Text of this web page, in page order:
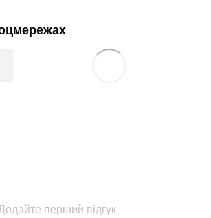
перший відгук